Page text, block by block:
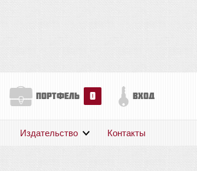
портфель 0 вход
Издательство Контакты